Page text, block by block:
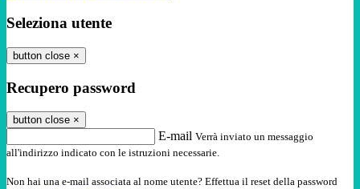
Seleziona utente
button close ×
Recupero password
button close ×
E-mail Verrà inviato un messaggio
all'indirizzo indicato con le istruzioni necessarie.
Non hai una e-mail associata al nome utente? Effettua il reset della password